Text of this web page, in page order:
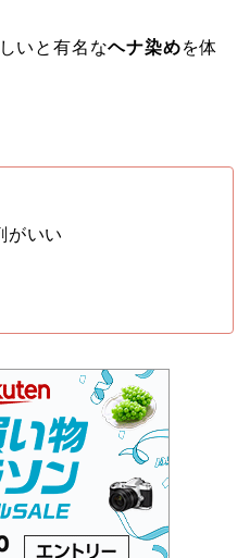
いと有名なヘナ染めを体
がいい